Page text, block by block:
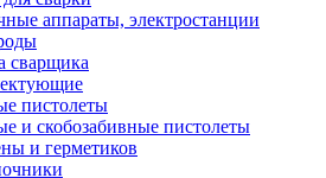
аппараты, электростанции
сварщика
пистолеты
и скобозабивные пистолеты
и герметиков